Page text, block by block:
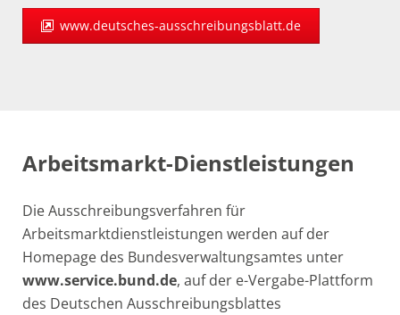
www.deutsches-ausschreibungsblatt.de
Arbeitsmarkt-Dienstleistungen
Die Ausschreibungsverfahren für
Arbeitsmarktdienstleistungen werden auf der
Homepage des Bundesverwaltungsamtes unter
www.service.bund.de, auf der e-Vergabe-Plattform
des Deutschen Ausschreibungsblattes